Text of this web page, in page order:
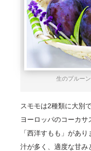
生のプルー
スモモは2種類に大別
ヨーロッパのコーカサ
「西洋すもも」があ
汁が多く、適度な甘み